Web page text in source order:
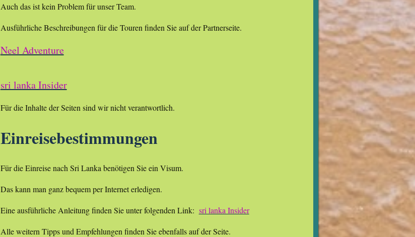
Auch das ist kein Problem für unser Team.
Ausführliche Beschreibungen für die Touren finden Sie auf der Partnerseite.
Neel Adventure
sri lanka Insider
Für die Inhalte der Seiten sind wir nicht verantwortlich.
Einreisebestimmungen
Für die Einreise nach Sri Lanka benötigen Sie ein Visum.
Das kann man ganz bequem per Internet erledigen.
Eine ausführliche Anleitung finden Sie unter folgenden Link: sri lanka Insider
Alle weitern Tipps und Empfehlungen finden Sie ebenfalls auf der Seite.